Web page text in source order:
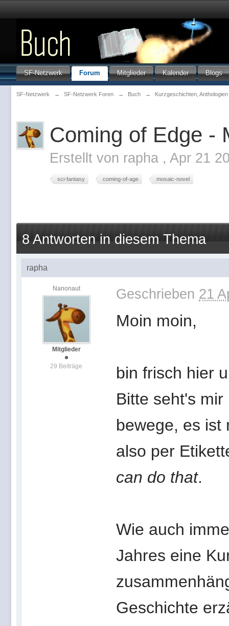
SF-Netzwerk Forum Mitglieder Kalender Blogs
SF-Netzwerk → SF-Netzwerk Foren → Buch → Kurzgeschichten,
Coming of Edge -
Erstellt von rapha , Apr 21
sci-fantasy coming-of-age mosaic-novel
8 Antworten in diesem Thema
rapha
Nanonaut
Mitglieder
29 Beiträge
Geschrieben 21
Moin moin,
bin frisch hier
Bitte seht's
bewege, es ist
also per
can do that.
Wie auch
Jahres eine
Geschichte